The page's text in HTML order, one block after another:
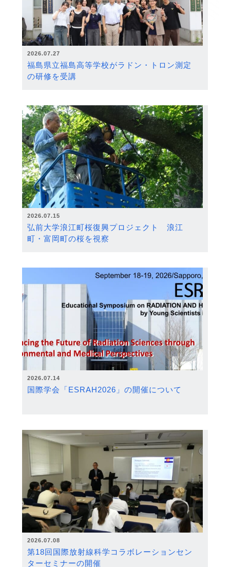
2026.07.27
福島県立福島高等学校がラドン・トロン測定
の研修を受講
2026.07.15
弘前大学浪江町桜復興プロジェクト 浪江
町・富岡町の桜を視察
2026.07.14
国際学会「ESRAH2026」の開催について
2026.07.08
第18回国際放射線科学コラボレーションセン
ターセミナーの開催